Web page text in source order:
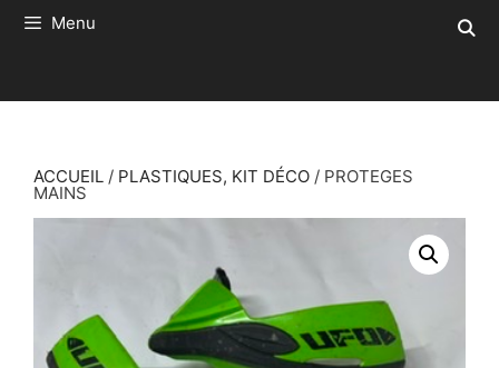
Menu
ACCUEIL / PLASTIQUES, KIT DÉCO / PROTEGES
MAINS